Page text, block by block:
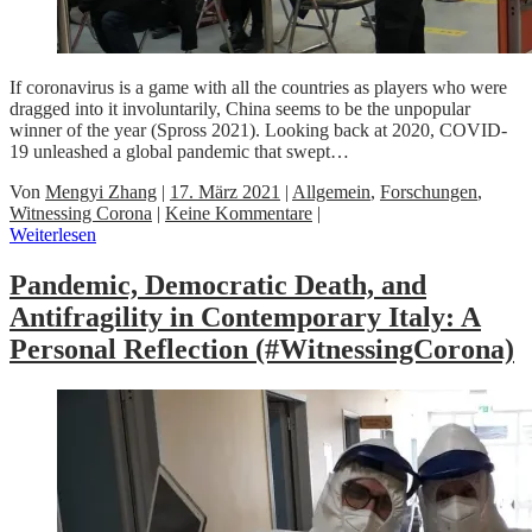
If coronavirus is a game with all the countries as players who were
dragged into it involuntarily, China seems to be the unpopular
winner of the year (Spross 2021). Looking back at 2020, COVID-
19 unleashed a global pandemic that swept…
Von Mengyi Zhang | 17. März 2021 | Allgemein, Forschungen,
Witnessing Corona | Keine Kommentare |
Weiterlesen
Pandemic, Democratic Death, and
Antifragility in Contemporary Italy: A
Personal Reflection (#WitnessingCorona)